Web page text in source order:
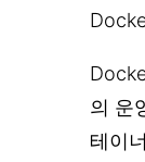
의 운
테이